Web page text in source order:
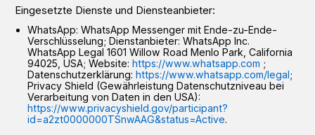
Eingesetzte Dienste und Diensteanbieter:
WhatsApp: WhatsApp Messenger mit Ende-zu-Ende-
Verschlüsselung; Dienstanbieter: WhatsApp Inc.
WhatsApp Legal 1601 Willow Road Menlo Park, California
94025, USA; Website:https://www.whatsapp.com ;
Datenschutzerklärung:https://www.whatsapp.com/legal;
Privacy Shield (Gewährleistung Datenschutzniveau bei
Verarbeitung von Daten in den USA):
https://www.privacyshield.gov/participant?
id=a2zt0000000TSnwAAG&status=Active.